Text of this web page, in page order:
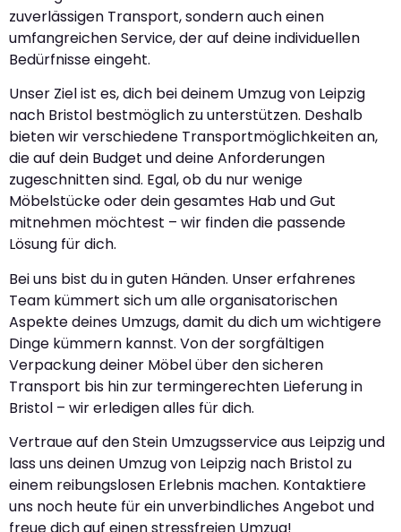
zuverlässigen Transport, sondern auch einen
umfangreichen Service, der auf deine individuellen
Bedürfnisse eingeht.
Unser Ziel ist es, dich bei deinem Umzug von Leipzig
nach Bristol bestmöglich zu unterstützen. Deshalb
bieten wir verschiedene Transportmöglichkeiten an,
die auf dein Budget und deine Anforderungen
zugeschnitten sind. Egal, ob du nur wenige
Möbelstücke oder dein gesamtes Hab und Gut
mitnehmen möchtest – wir finden die passende
Lösung für dich.
Bei uns bist du in guten Händen. Unser erfahrenes
Team kümmert sich um alle organisatorischen
Aspekte deines Umzugs, damit du dich um wichtigere
Dinge kümmern kannst. Von der sorgfältigen
Verpackung deiner Möbel über den sicheren
Transport bis hin zur termingerechten Lieferung in
Bristol – wir erledigen alles für dich.
Vertraue auf den Stein Umzugsservice aus Leipzig und
lass uns deinen Umzug von Leipzig nach Bristol zu
einem reibungslosen Erlebnis machen. Kontaktiere
uns noch heute für ein unverbindliches Angebot und